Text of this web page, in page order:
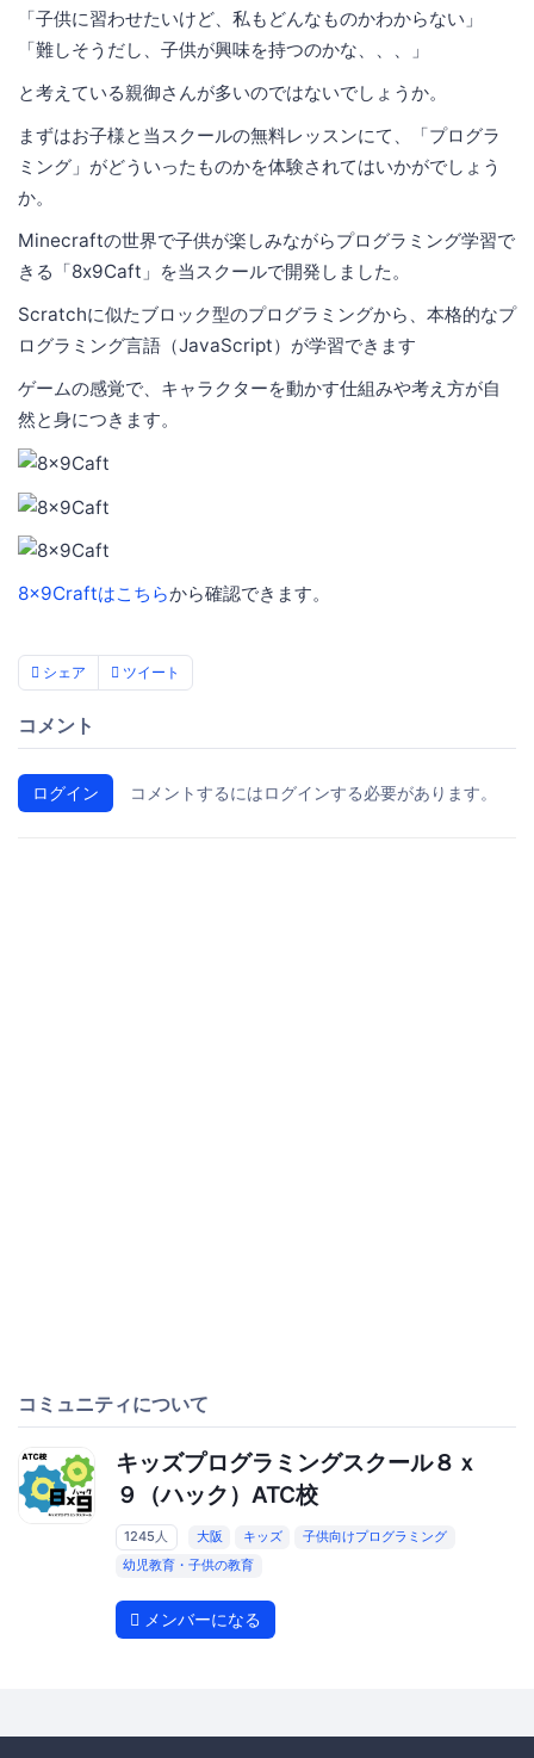
「子供に習わせたいけど、私もどんなものかわからない」
「難しそうだし、子供が興味を持つのかな、、、」
と考えている親御さんが多いのではないでしょうか。
まずはお子様と当スクールの無料レッスンにて、「プログラ
ミング」がどういったものかを体験されてはいかがでしょう
か。
Minecraftの世界で子供が楽しみながらプログラミング学習で
きる「8x9Caft」を当スクールで開発しました。
Scratchに似たブロック型のプログラミングから、本格的なプ
ログラミング言語（JavaScript）が学習できます
ゲームの感覚で、キャラクターを動かす仕組みや考え方が自
然と身につきます。
8x9Craftはこちらから確認できます。
シェア ツイート
コメント
ログイン コメントするにはログインする必要があります。
コミュニティについて
キッズプログラミングスクール８ｘ
９（ハック）ATC校
1245人 大阪 キッズ
子供向けプログラミング
幼児教育・子供の教育
メンバーになる